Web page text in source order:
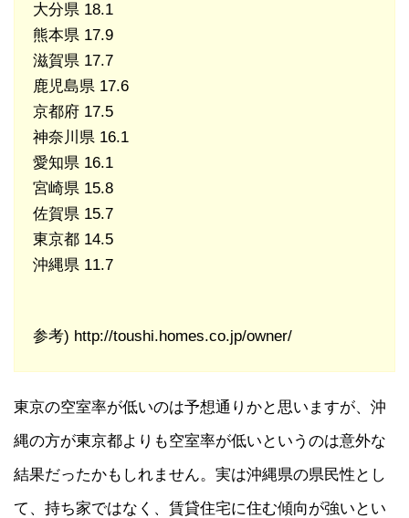
大分県 18.1
熊本県 17.9
滋賀県 17.7
鹿児島県 17.6
京都府 17.5
神奈川県 16.1
愛知県 16.1
宮崎県 15.8
佐賀県 15.7
東京都 14.5
沖縄県 11.7
参考) http://toushi.homes.co.jp/owner/
東京の空室率が低いのは予想通りかと思いますが、沖
縄の方が東京都よりも空室率が低いというのは意外な
結果だったかもしれません。実は沖縄県の県民性とし
て、持ち家ではなく、賃貸住宅に住む傾向が強いとい